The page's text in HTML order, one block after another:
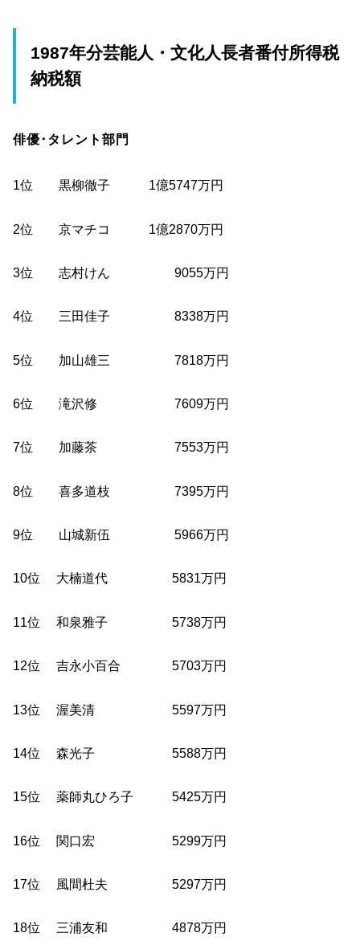
1987年分芸能人・文化人長者番付所得税
納税額
俳優･タレント部門
1位 黒柳徹子 1億5747万円
2位 京マチコ 1億2870万円
3位 志村けん 9055万円
4位 三田佳子 8338万円
5位 加山雄三 7818万円
6位 滝沢修 7609万円
7位 加藤茶 7553万円
8位 喜多道枝 7395万円
9位 山城新伍 5966万円
10位 大楠道代 5831万円
11位 和泉雅子 5738万円
12位 吉永小百合 5703万円
13位 渥美清 5597万円
14位 森光子 5588万円
15位 薬師丸ひろ子 5425万円
16位 関口宏 5299万円
17位 風間杜夫 5297万円
18位 三浦友和 4878万円